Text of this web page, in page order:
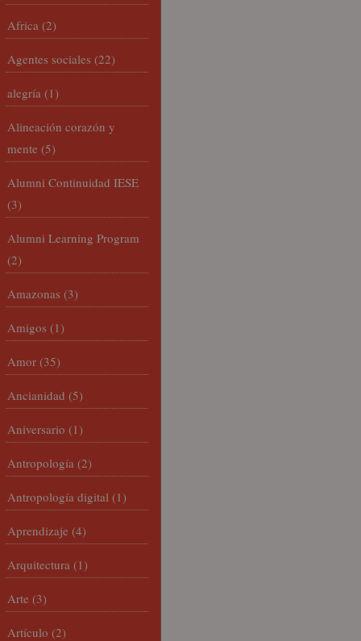
Africa (2)
Agentes sociales (22)
alegría (1)
Alineación corazón y
mente (5)
Alumni Continuidad IESE
(3)
Alumni Learning Program
(2)
Amazonas (3)
Amigos (1)
Amor (35)
Ancianidad (5)
Aniversario (1)
Antropología (2)
Antropología digital (1)
Aprendizaje (4)
Arquitectura (1)
Arte (3)
Artículo (2)